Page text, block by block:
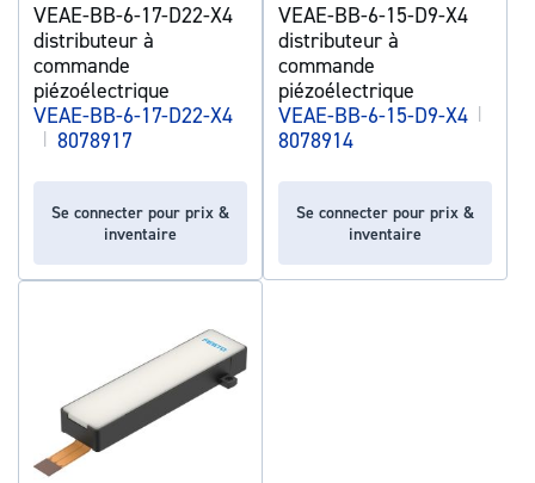
VEAE-BB-6-17-D22-X4
distributeur à
commande
piézoélectrique
VEAE-BB-6-17-D22-X4
| 8078917
Se connecter pour prix &
inventaire
VEAE-BB-6-15-D9-X4
distributeur à
commande
piézoélectrique
VEAE-BB-6-15-D9-X4 |
8078914
Se connecter pour prix &
inventaire